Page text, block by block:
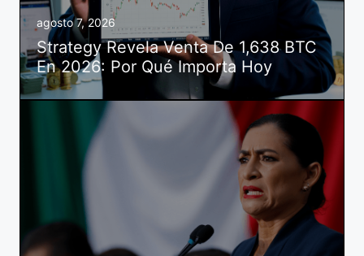
agosto 7, 2026
Strategy Revela Venta De 1,638 BTC
En 2026: Por Qué Importa Hoy